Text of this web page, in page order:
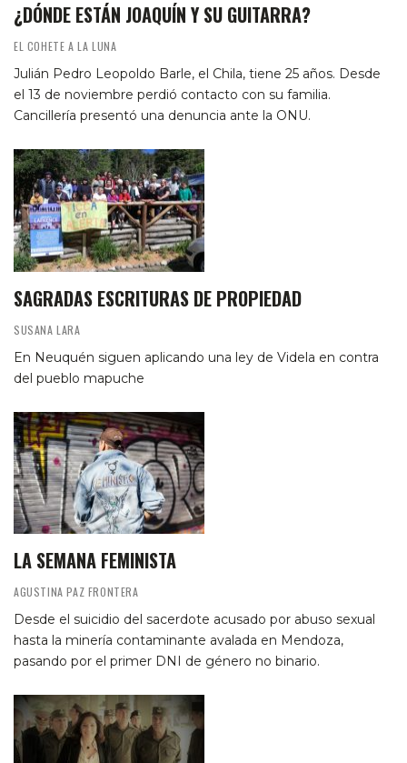
¿DÓNDE ESTÁN JOAQUÍN Y SU GUITARRA?
EL COHETE A LA LUNA
Julián Pedro Leopoldo Barle, el Chila, tiene 25 años. Desde
el 13 de noviembre perdió contacto con su familia.
Cancillería presentó una denuncia ante la ONU.
SAGRADAS ESCRITURAS DE PROPIEDAD
SUSANA LARA
En Neuquén siguen aplicando una ley de Videla en contra
del pueblo mapuche
LA SEMANA FEMINISTA
AGUSTINA PAZ FRONTERA
Desde el suicidio del sacerdote acusado por abuso sexual
hasta la minería contaminante avalada en Mendoza,
pasando por el primer DNI de género no binario.